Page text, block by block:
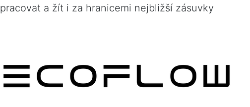
pracovat a žít i za hranicemi nejbližší zásuvky